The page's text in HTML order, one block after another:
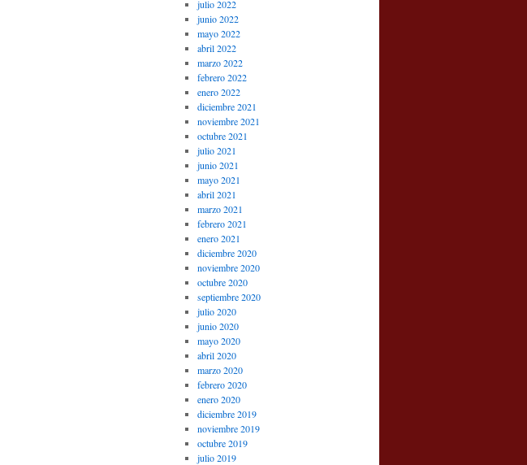
julio 2022
junio 2022
mayo 2022
abril 2022
marzo 2022
febrero 2022
enero 2022
diciembre 2021
noviembre 2021
octubre 2021
julio 2021
junio 2021
mayo 2021
abril 2021
marzo 2021
febrero 2021
enero 2021
diciembre 2020
noviembre 2020
octubre 2020
septiembre 2020
julio 2020
junio 2020
mayo 2020
abril 2020
marzo 2020
febrero 2020
enero 2020
diciembre 2019
noviembre 2019
octubre 2019
julio 2019